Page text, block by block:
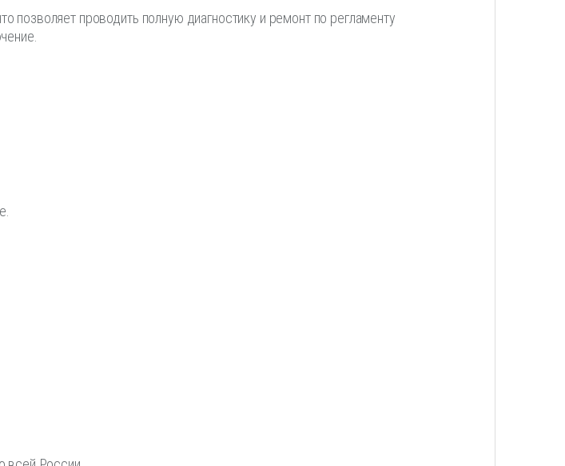
проводить полную диагностику и ремонт по регламенту